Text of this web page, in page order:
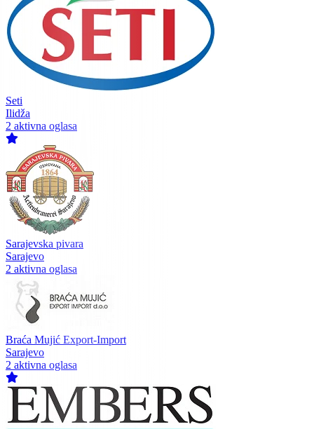
Seti
Ilidža
2 aktivna oglasa
Sarajevska pivara
Sarajevo
2 aktivna oglasa
Braća Mujić Export-Import
Sarajevo
2 aktivna oglasa